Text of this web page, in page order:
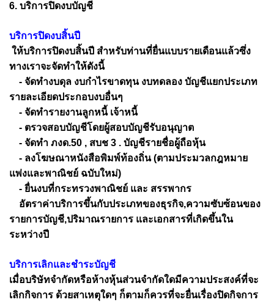
6. บริการปิดงบบัญชี
บริการปิดงบสิ้นปี
ให้บริการปิดงบสิ้นปี สำหรับท่านที่ยื่นแบบรายเดือนแล้วซึ่ง
ทางเราจะจัดทำให้ดังนี้
- จัดทำงบดุล งบกำไรขาดทุน งบทดลอง บัญชีแยกประเภท
รายละเอียดประกอบงบอื่นๆ
- จัดทำรายงานลูกหนี้ เจ้าหนี้
- ตรวจสอบบัญชีโดยผู้สอบบัญชีรับอนุญาต
- จัดทำ ภงด.50 , สบช 3 . บัญชีรายชื่อผู้ถือหุ้น
- ลงโฆษณาหนังสือพิมพ์ท้องถิ่น (ตามประมวลกฎหมาย
แพ่งและพาณิชย์ ฉบับใหม่)
- ยื่นงบที่กระทรวงพาณิชย์ และ สรรพากร
อัตราค่าบริการขึ้นกับประเภทของธุรกิจ,ความซับซ้อนของ
รายการบัญชี,ปริมาณรายการ และเอกสารที่เกิดขึ้นใน
ระหว่างปี
บริการเลิกและชำระบัญชี
เมื่อบริษัทจำกัดหรือห้างหุ้นส่วนจำกัดใดมีความประสงค์ที่จะ
เลิกกิจการ ด้วยสาเหตุใดๆ ก็ตามก็ควรที่จะยื่นเรื่องปิดกิจการ